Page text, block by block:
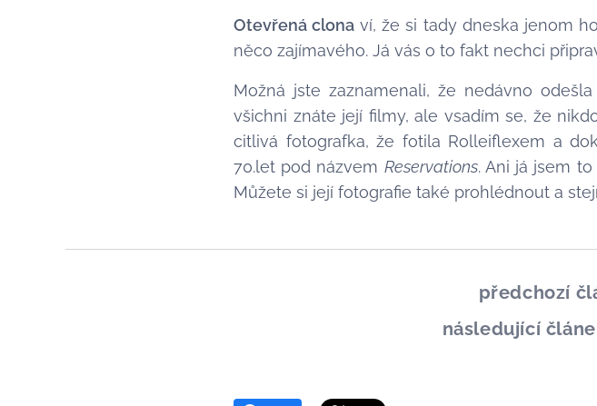
Otevřená clona ví, že si tady dneska jenom
něco zajímavého. Já vás o to fakt nechci
Možná jste zaznamenali, že nedávno
všichni znáte její filmy, ale vsadím se, že
citlivá fotografka, že fotila Rolleiflexem a
70.let pod názvem Reservations. Ani já jsem
Můžete si její fotografie také prohlédnout a
předchozí
následující